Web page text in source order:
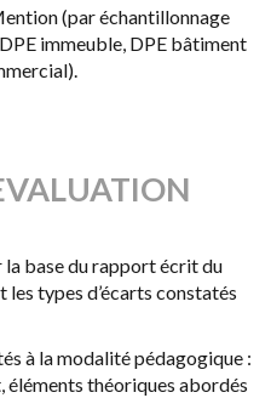
(par échantillonnage
immeuble, DPE bâtiment
base du rapport écrit du
types d’écarts constatés
à la modalité pédagogique :
théoriques abordés